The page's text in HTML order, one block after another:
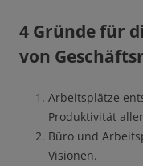
4 Gründe für
von
Arbeitsplätze
Produktivität
Büro und
Visionen.